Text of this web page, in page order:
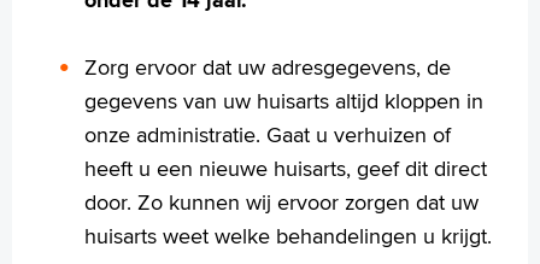
Voorleesfunctie
Language
Zoeken
English
Français
Polski
Zorg ervoor dat uw adresgegevens, de
gegevens van uw huisarts altijd kloppen in
onze administratie. Gaat u verhuizen of
heeft u een nieuwe huisarts, geef dit direct
door. Zo kunnen wij ervoor zorgen dat uw
huisarts weet welke behandelingen u krijgt.